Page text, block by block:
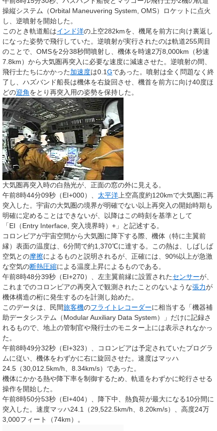
操縦システム（Orbital Maneuvering System, OMS）ロケットに点火
し、逆噴射を開始した。
このとき軌道船はインド洋の上空282kmを、機尾を前方に向け裏返し
になった姿勢で飛行していた。逆噴射が実行されたのは軌道255周目
のことで、OMSを2分38秒間噴射し、機体を時速2万8,000km（秒速
7.8km）から大気圏再突入に必要な速度に減速させた。逆噴射の間、
飛行士たちにかかった加速度は0.1Gであった。噴射は全く問題なく終
了し、ハズバンド船長は機体を右旋回させ、機首を前方に向け40度ほ
どの迎角をとり再突入用の姿勢を保持した。
大気圏再突入時の白熱光が、正面の窓の外に見える。
午前8時44分09秒（EI+000）、 太平洋上空高度約120kmで大気圏に再
突入した。宇宙の大気圏の境界が明確でない以上再突入の開始時期も
明確に定めることはできないが、以降はこの時刻を基準として
「EI（Entry Interface, 突入境界時）+」と記述する。
コロンビアが宇宙空間から大気圏に降下する際、機体（特に主翼前
縁）表面の温度は、6分間で約1,370℃に達する。この熱は、しばしば
空気との摩擦によるものと説明されるが、正確には、90%以上が急激
な空気の断熱圧縮による温度上昇によるものである。
午前8時48分39秒（EI+270）、左主翼前縁に設置されたセンサーが、
これまでのコロンビアの再突入で観測されたことのないような張力が
機体構造の桁に発生するのを計測し始めた。
このデータは、民間旅客機のフライトレコーダーに相当する「機器補
助データシステム（Modular Auxiliary Data System）」だけに記録さ
れるもので、地上の管制官や飛行士のモニター上には表示されなかっ
た。
午前8時49分32秒（EI+323）、コロンビアは予定されていたプログラ
ムに従い、機体をわずかに右に旋回させた。速度はマッハ
24.5（30,012.5km/h、8.34km/s）であった。
機体にかかる熱や降下率を制御するため、軌道をわずかに蛇行させる
操作を開始した。
午前8時50分53秒（EI+404）、降下中、熱負荷が最大になる10分間に
突入した。速度マッハ24.1（29,522.5km/h、8.20km/s）、高度24万
3,000フィート（74km）。